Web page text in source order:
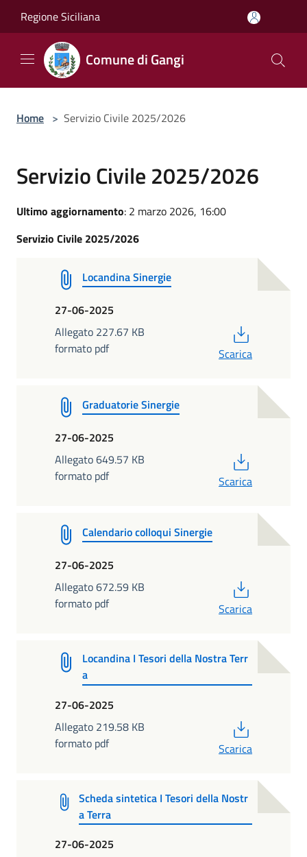
Regione Siciliana
Comune di Gangi
Home > Servizio Civile 2025/2026
Servizio Civile 2025/2026
Ultimo aggiornamento: 2 marzo 2026, 16:00
Servizio Civile 2025/2026
Locandina Sinergie
27-06-2025
Allegato 227.67 KB
formato pdf
Scarica
Graduatorie Sinergie
27-06-2025
Allegato 649.57 KB
formato pdf
Scarica
Calendario colloqui Sinergie
27-06-2025
Allegato 672.59 KB
formato pdf
Scarica
Locandina I Tesori della Nostra Terr
a
27-06-2025
Allegato 219.58 KB
formato pdf
Scarica
Scheda sintetica I Tesori della Nostr
a Terra
27-06-2025